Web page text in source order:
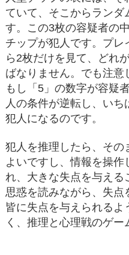
ていて、そこからランダ
す。この3枚の容疑者の
チップが犯人です。プ
ら2枚だけを見て、どれ
ばなりません。でも注意
もし「5」の数字が容疑
人の条件が逆転し、い
犯人になるのです。
犯人を推理したら、その
よいですし、情報を操
れ、大きな失点を与え
思惑を読みながら、失点
皆に失点を与えられる
く、推理と心理戦のゲー